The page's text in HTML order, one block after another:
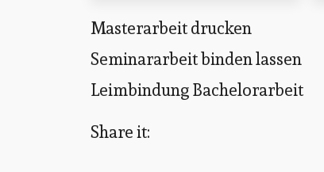
Masterarbeit drucken
Seminararbeit binden lassen
Leimbindung Bachelorarbeit
Share it: